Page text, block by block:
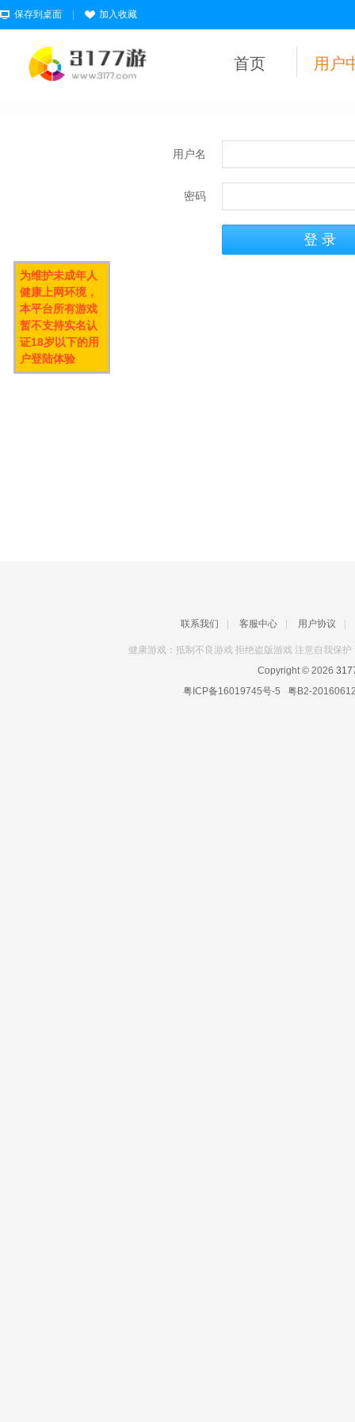
保存到桌面 加入收藏
首页 用户
用户名
密码
联系我们 客服中心 用户协议
健康游戏：抵制不良游戏 拒绝盗版游戏 注意自我保
Copyright © 2026
粤ICP备16019745号-5 粤B2-
为维护未成年人
健康上网环境，
本平台所有游戏
暂不支持实名认
证18岁以下的用
户登陆体验